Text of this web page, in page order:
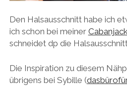
Den Halsausschnitt habe ich
ich schon bei meiner
schneidet dp die
Die Inspiration zu diesem
übrigens bei Sybille (